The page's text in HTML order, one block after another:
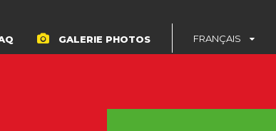
GALERIE PHOTOS FRANÇAIS